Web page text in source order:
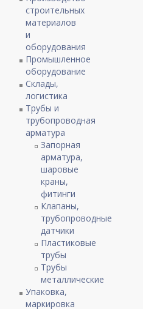
строительных
материалов
и
оборудования
Промышленное
оборудование
Склады,
логистика
Трубы и
трубопроводная
арматура
Запорная
арматура,
шаровые
краны,
фитинги
Клапаны,
трубопроводные
датчики
Пластиковые
трубы
Трубы
металлические
Упаковка,
маркировка